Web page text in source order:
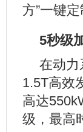
方”一键
5秒级
在动力
1.5T高效
高达
级，最高